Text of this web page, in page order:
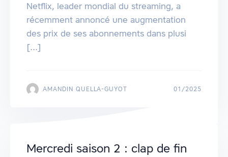
Netflix, leader mondial du streaming, a
récemment annoncé une augmentation
des prix de ses abonnements dans plusi
[...]
AMANDIN QUELLA-GUYOT 01/2025
Mercredi saison 2 : clap de fin